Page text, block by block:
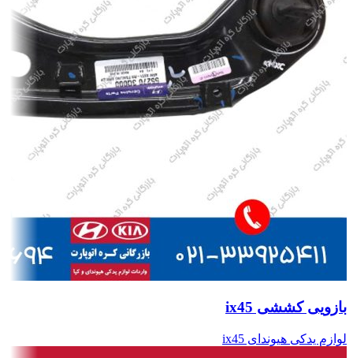
بازویی کششی ix45
لوازم یدکی هیوندای ix45